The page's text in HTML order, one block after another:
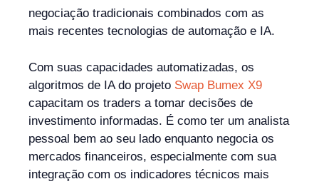
negociação tradicionais combinados com as
mais recentes tecnologias de automação e IA.
Com suas capacidades automatizadas, os
algoritmos de IA do projeto Swap Bumex X9
capacitam os traders a tomar decisões de
investimento informadas. É como ter um analista
pessoal bem ao seu lado enquanto negocia os
mercados financeiros, especialmente com sua
integração com os indicadores técnicos mais